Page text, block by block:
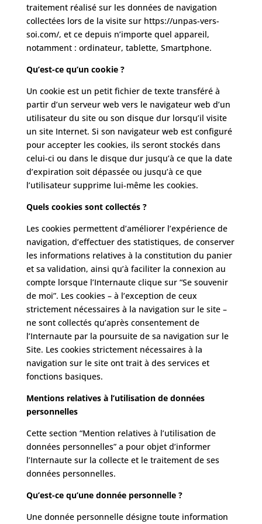
traitement réalisé sur les données de navigation
collectées lors de la visite sur https://unpas-vers-
soi.com/, et ce depuis n’importe quel appareil,
notamment : ordinateur, tablette, Smartphone.
Qu’est-ce qu’un cookie ?
Un cookie est un petit fichier de texte transféré à
partir d’un serveur web vers le navigateur web d’un
utilisateur du site ou son disque dur lorsqu’il visite
un site Internet. Si son navigateur web est configuré
pour accepter les cookies, ils seront stockés dans
celui-ci ou dans le disque dur jusqu’à ce que la date
d’expiration soit dépassée ou jusqu’à ce que
l’utilisateur supprime lui-même les cookies.
Quels cookies sont collectés ?
Les cookies permettent d’améliorer l’expérience de
navigation, d’effectuer des statistiques, de conserver
les informations relatives à la constitution du panier
et sa validation, ainsi qu’à faciliter la connexion au
compte lorsque l’Internaute clique sur “Se souvenir
de moi”. Les cookies – à l’exception de ceux
strictement nécessaires à la navigation sur le site –
ne sont collectés qu’après consentement de
l’Internaute par la poursuite de sa navigation sur le
Site. Les cookies strictement nécessaires à la
navigation sur le site ont trait à des services et
fonctions basiques.
Mentions relatives à l’utilisation de données
personnelles
Cette section “Mention relatives à l’utilisation de
données personnelles” a pour objet d’informer
l’Internaute sur la collecte et le traitement de ses
données personnelles.
Qu’est-ce qu’une donnée personnelle ?
Une donnée personnelle désigne toute information